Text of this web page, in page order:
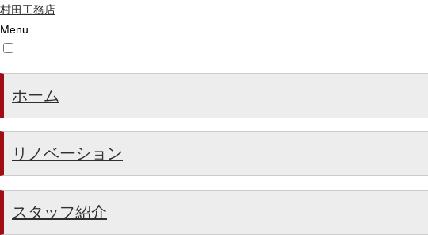
村田工務店
Menu
ホーム
リノベーション
スタッフ紹介